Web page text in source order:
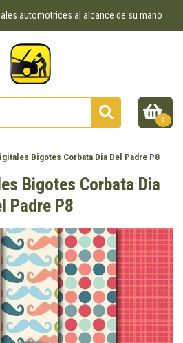
automotrices al alcance de su mano
0
Bigotes Corbata Dia Del Padre P8
Bigotes Corbata Dia
Padre P8